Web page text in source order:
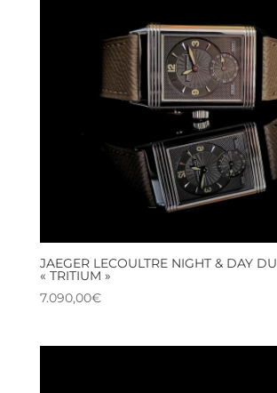
JAEGER LECOULTRE NIGHT & DAY
« TRITIUM »
7.090,00€